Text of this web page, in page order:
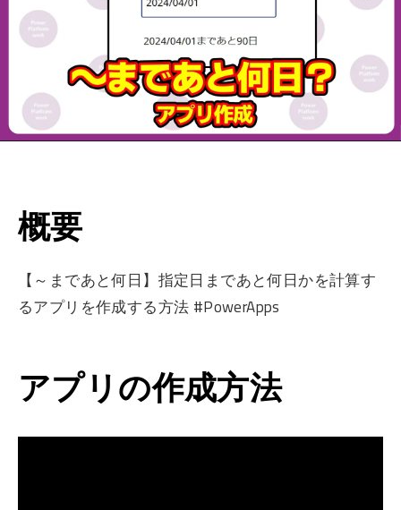
概要
【～まであと何日】指定日まであと何日かを計算す
るアプリを作成する方法 #PowerApps
アプリの作成方法